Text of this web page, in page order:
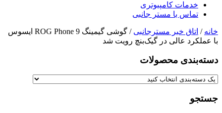
خدمات کامپیوتری
تماس با مستر جانبی
خانه / اتاق خبر مسترجانبی
/ گوشی گیمینگ ROG Phone 9 ایسوس
با عملکرد عالی در گیک‌بنچ رویت شد
دسته‌بندی‌ محصولات
جستجو